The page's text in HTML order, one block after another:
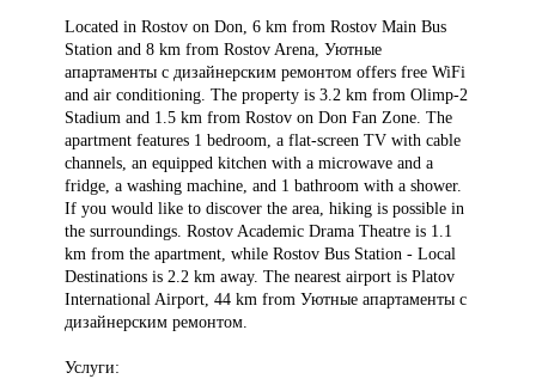
Located inRostov on Don, 6 km from Rostov Main Bus
Station and 8 km from Rostov Arena, Уютные
апартаменты с дизайнерским ремонтом offers free WiFi
and air conditioning. The property is 3.2 km from Olimp-2
Stadium and 1.5 km from Rostov on Don Fan Zone. The
apartment features 1 bedroom, a flat-screen TV with cable
channels, an equipped kitchen with a microwave and a
fridge, a washing machine, and 1 bathroom with a shower.
If you would like to discover the area, hiking is possible in
the surroundings. Rostov Academic Drama Theatre is 1.1
km from the apartment, while Rostov Bus Station - Local
Destinations is 2.2 km away. The nearest airport is Platov
International Airport, 44 km from Уютные апартаменты с
дизайнерским ремонтом.
Услуги: